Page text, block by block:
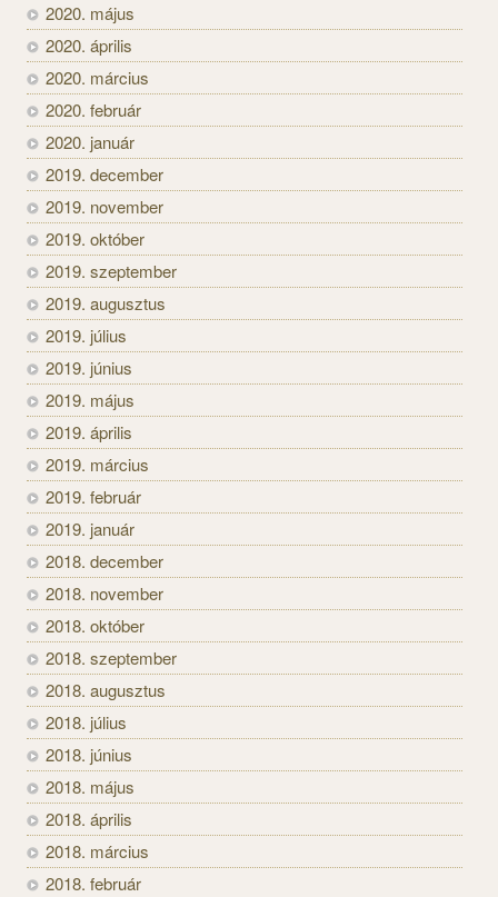
2020. május
2020. április
2020. március
2020. február
2020. január
2019. december
2019. november
2019. október
2019. szeptember
2019. augusztus
2019. július
2019. június
2019. május
2019. április
2019. március
2019. február
2019. január
2018. december
2018. november
2018. október
2018. szeptember
2018. augusztus
2018. július
2018. június
2018. május
2018. április
2018. március
2018. február